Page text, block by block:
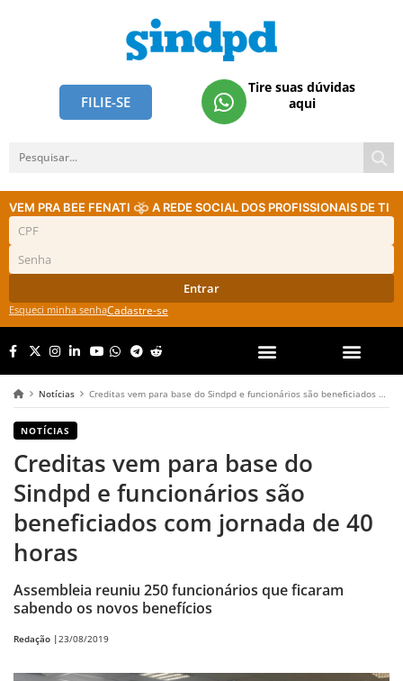
FILIE-SE
Tire suas dúvidas
aqui
VEM PRA BEE FENATI A REDE SOCIAL DOS PROFISSIONAIS DE TI
Entrar
Esqueci minha senhaCadastre-se
Notícias Creditas vem para base do Sindpd e funcionários são beneficiados com jornada de 40 horas
NOTÍCIAS
Creditas vem para base do
Sindpd e funcionários são
beneficiados com jornada de 40
horas
Assembleia reuniu 250 funcionários que ficaram
sabendo os novos benefícios
Redação |23/08/2019